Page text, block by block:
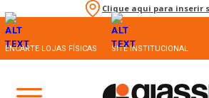
Clique aqui para inserir
ENCARTE LOJAS FÍSICAS SITE INSTITUCIONAL